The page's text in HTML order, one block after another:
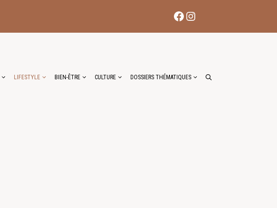
Facebook
Instagram
LIFESTYLE BIEN-ÊTRE CULTURE DOSSIERS THÉMATIQUES